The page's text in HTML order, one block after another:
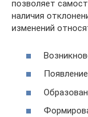
позволяет
наличия
изменений